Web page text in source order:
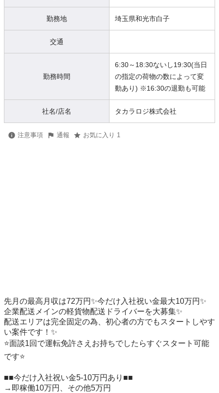
勤務地 埼玉県和光市白子
交通
勤務時間
6:30～18:30ないし19:30(当日
の指定の荷物の数によって変
動あり) ※16:30の退勤も可能
社名/店名 タカラロジ株式会社
注意事項 通報 お気に入り 1
先月の最高月収は72万円✨今だけ入社祝い金最大10万円✨
企業配送メインの軽貨物配送ドライバーを大募集✨
配送エリアは完全固定の為、初心者の方でもスタートしやす
い案件です！✨
⭐️面談1回で運転免許さえお持ちでしたらすぐスタート可能
です⭐️
■■今だけ入社祝い金5-10万円あり■■
→即稼働10万円、その他5万円